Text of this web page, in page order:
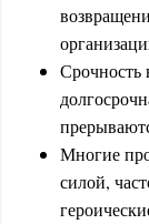
Срочность
Многие
силой,